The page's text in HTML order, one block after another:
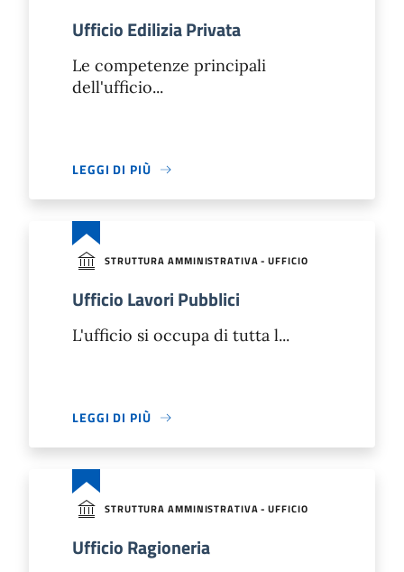
Ufficio Edilizia Privata
Le competenze principali
dell'ufficio...
LEGGI DI PIÙ
STRUTTURA AMMINISTRATIVA - UFFICIO
Ufficio Lavori Pubblici
L'ufficio si occupa di tutta l...
LEGGI DI PIÙ
STRUTTURA AMMINISTRATIVA - UFFICIO
Ufficio Ragioneria